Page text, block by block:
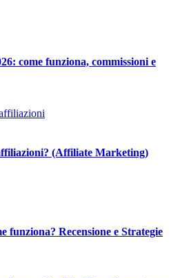
come funziona, commissioni e
(Affiliate Marketing)
funziona? Recensione e Strategie